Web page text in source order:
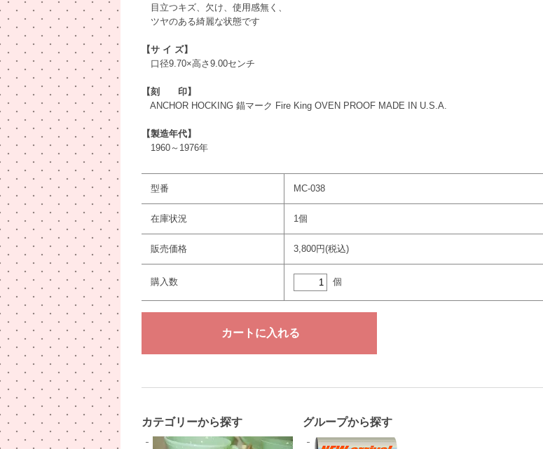
目立つキズ、欠け、使用感無く、
ツヤのある綺麗な状態です
【サ イ ズ】
口径9.70×高さ9.00センチ
【刻 印】
ANCHOR HOCKING 錨マーク Fire King OVEN PROOF MADE IN U.S.A.
【製造年代】
1960～1976年
型番 MC-038
在庫状況 1個
販売価格 3,800円(税込)
購入数 個
カテゴリーから探す グループから探す